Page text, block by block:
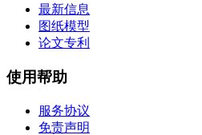
最新信息
图纸模型
论文专利
使用帮助
服务协议
免责声明